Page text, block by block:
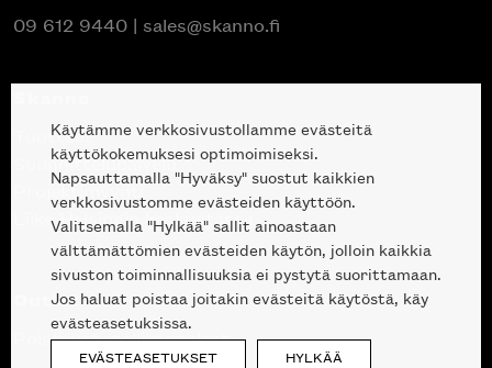
09 612 9440 | sales@skanno.fi
Tuotteet
Suunnittelupalvelu
Projektimyynti
Liike Helsingin keskustassa
Outlet
Poistuvat mallikappaleet
Käytämme verkkosivustollamme evästeitä
käyttökokemuksesi optimoimiseksi.
Napsauttamalla "Hyväksy" suostut kaikkien
verkkosivustomme evästeiden käyttöön.
Valitsemalla "Hylkää" sallit ainoastaan
välttämättömien evästeiden käytön, jolloin kaikkia
sivuston toiminnallisuuksia ei pystytä suorittamaan.
Jos haluat poistaa joitakin evästeitä käytöstä, käy
evästeasetuksissa.
EVÄSTEASETUKSET HYLKÄÄ